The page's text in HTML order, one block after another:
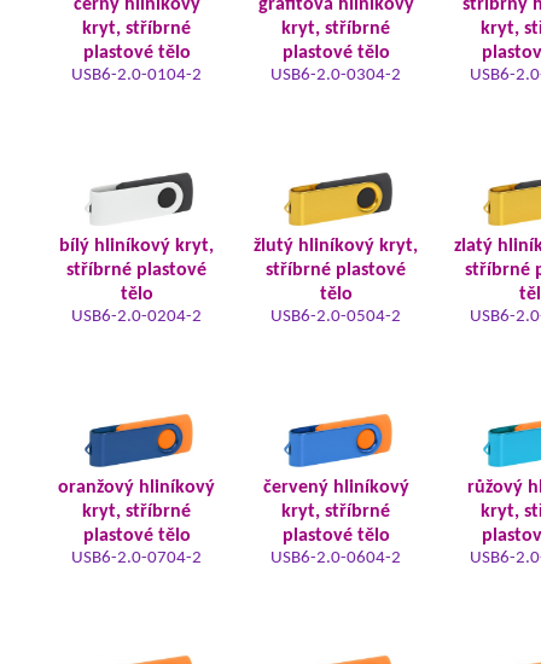
černý hliníkový
kryt, stříbrné
plastové tělo
USB6-2.0-0104-2
grafitová hliníkový
kryt, stříbrné
plastové tělo
USB6-2.0-0304-2
stříbrný
kryt,
USB6-
bílý hliníkový kryt,
stříbrné plastové
tělo
USB6-2.0-0204-2
žlutý hliníkový kryt,
stříbrné plastové
tělo
USB6-2.0-0504-2
zlatý
stříbrné
USB6-
oranžový hliníkový
kryt, stříbrné
plastové tělo
USB6-2.0-0704-2
červený hliníkový
kryt, stříbrné
plastové tělo
USB6-2.0-0604-2
růžový
kryt,
USB6-